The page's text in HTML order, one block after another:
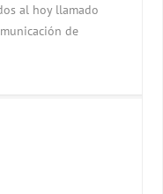
al hoy llamado
de